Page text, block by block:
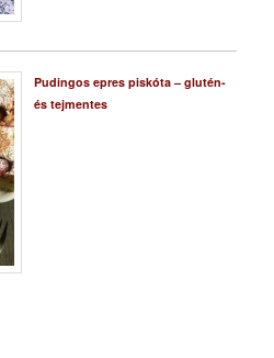
Pudingos epres piskóta – glutén-
és tejmentes